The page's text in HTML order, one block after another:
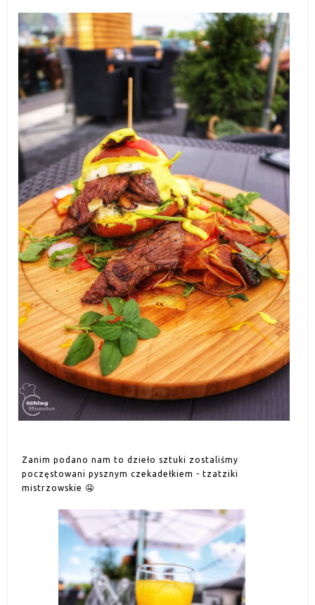
Zanim podano nam to dzieło sztuki zostaliśmy
poczęstowani pysznym czekadełkiem - tzatziki
mistrzowskie 🤤